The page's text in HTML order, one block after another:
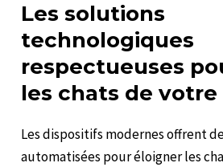
Les solutions
technologiques
respectueuses
les chats de
Les dispositifs modernes offrent
automatisées pour éloigner les